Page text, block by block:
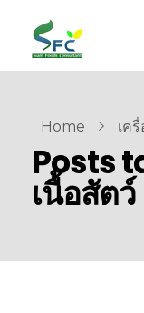
siamfoodsconsultant.com
Food Technology
Home เค
Posts
เนื้อสัตว์